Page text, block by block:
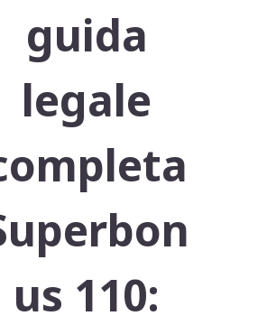
guida
legale
us 110: